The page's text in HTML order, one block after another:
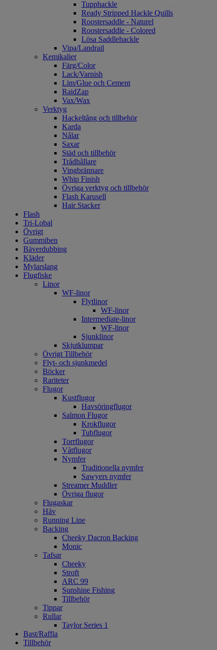
Tupphackle
Ready Stripped Hackle Quills
Roostersaddle - Naturel
Roostersaddle - Colored
Lösa Saddlehackle
Vipa/Landrail
Kemikalier
Färg/Color
Lack/Varnish
Lim/Glue och Cement
RaidZap
Vax/Wax
Verktyg
Hackeltång och tillbehör
Karda
Nålar
Saxar
Städ och tillbehör
Trådhållare
Vingbrännare
Whip Finish
Övriga verktyg och tillbehör
Flash Karusell
Hair Stacker
Flash
Tri-Lobal
Övrigt
Gummiben
Bäverdubbing
Kläder
Mylarslang
Flugfiske
Linor
WF-linor
Flytlinor
WF-linor
Intermediate-linor
WF-linor
Sjunklinor
Skjutklumpar
Övrigt Tillbehör
Flyt- och sjunkmedel
Böcker
Rariteter
Flugor
Kustflugor
Havsöringflugor
Salmon Flugor
Krokflugor
Tubflugor
Torrflugor
Våtflugor
Nymfer
Traditionella nymfer
Sawyers nymfer
Streamer Muddler
Övriga flugor
Flugaskar
Håv
Running Line
Backing
Cheeky Dacron Backing
Monic
Tafsar
Cheeky
Stroft
ARC 99
Sunshine Fishing
Tillbehör
Tippar
Rullar
Taylor Series 1
Bast/Raffia
Tillbehör